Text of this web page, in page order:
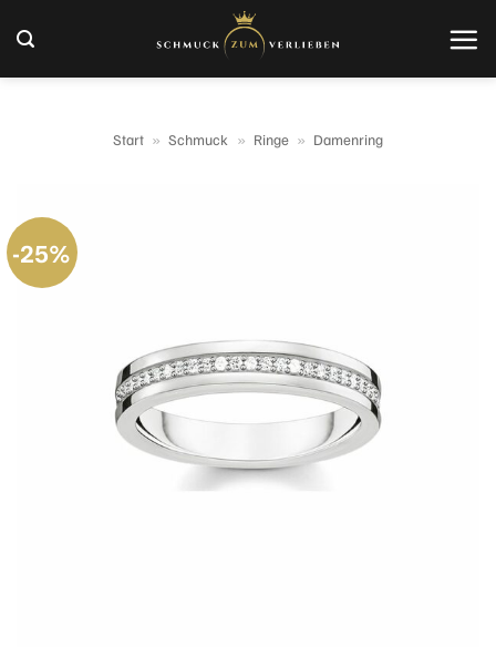
Inhalt
springen
Start » Schmuck » Ringe » Damenring
-25%